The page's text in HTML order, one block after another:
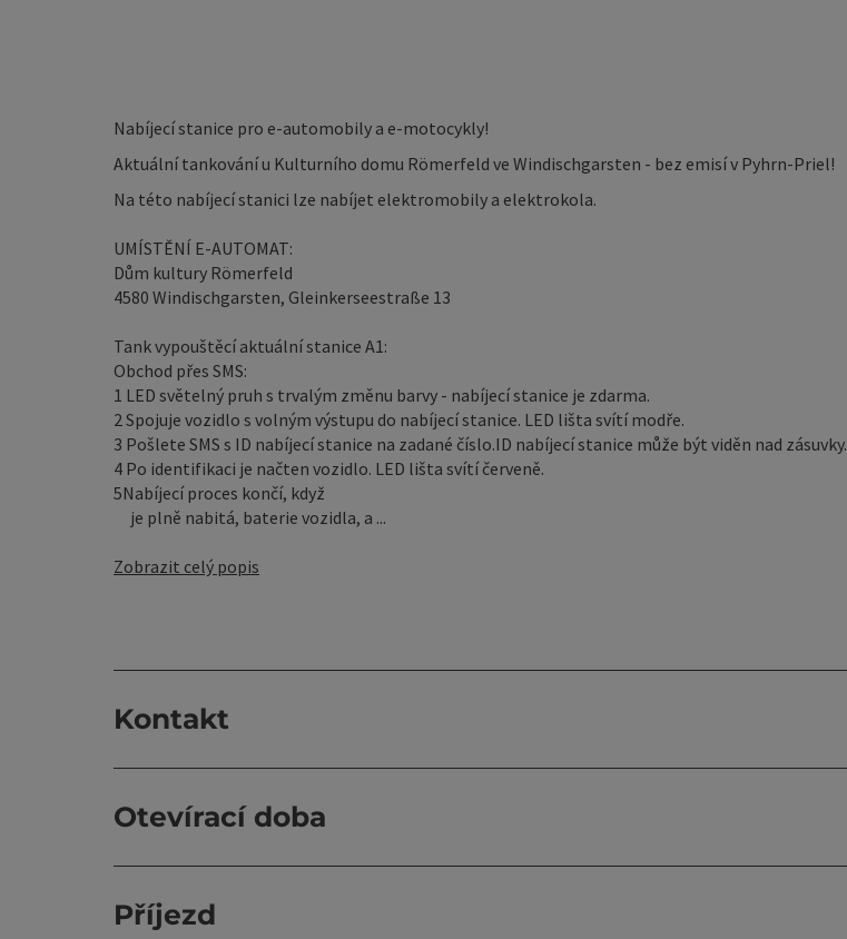
Nabíjecí stanice pro e-automobily a e-motocykly!
Aktuální tankování u Kulturního domu Römerfeld ve Windischgarsten - bez emisí v Pyhrn-Priel!
Na této nabíjecí stanici lze nabíjet elektromobily a elektrokola.
UMÍSTĚNÍ E-AUTOMAT:
Dům kultury Römerfeld
4580 Windischgarsten, Gleinkerseestraße 13
Tank vypouštěcí aktuální stanice A1:
Obchod přes SMS:
1 LED světelný pruh s trvalým změnu barvy - nabíjecí stanice je zdarma.
2 Spojuje vozidlo s volným výstupu do nabíjecí stanice. LED lišta svítí modře.
3 Pošlete SMS s ID nabíjecí stanice na zadané číslo.ID nabíjecí stanice může být viděn nad zásuvky.
4 Po identifikaci je načten vozidlo. LED lišta svítí červeně.
5Nabíjecí proces končí, když
je plně nabitá, baterie vozidla, a ...
Zobrazit celý popis
Kontakt
Otevírací doba
Příjezd